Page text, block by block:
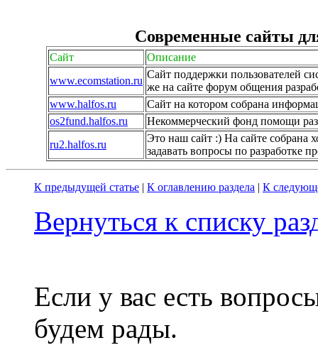
Современные сайты
Сайт
Описание
www.ecomstation.ru
Сайт поддержки пользователей
же на сайте форум общения
www.halfos.ru
Сайт на котором собрана
os2fund.halfos.ru
Некоммерческий фонд помощи
ru2.halfos.ru
Это наш сайт :) На сайте собрана
задавать вопросы по разработке
К предыдущей статье | К оглавлению раздела | К
Вернуться к списку
Если у вас есть
будем рады.